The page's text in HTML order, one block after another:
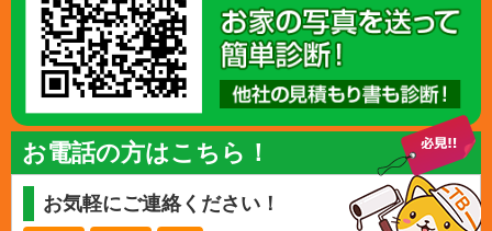
お電話の方はこちら！
お気軽にご連絡ください！